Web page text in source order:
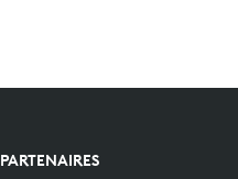
PARTENAIRES